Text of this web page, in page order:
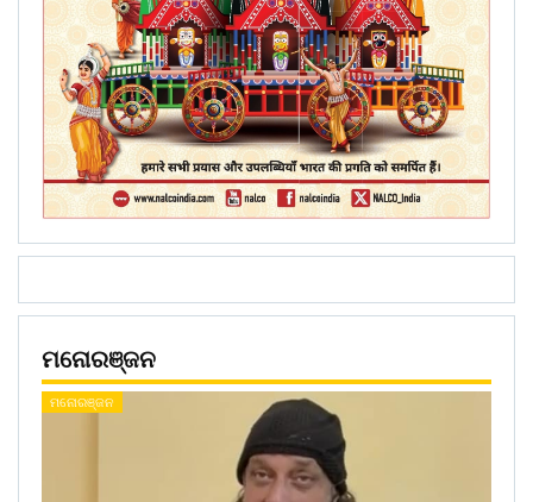
ମନୋରଞ୍ଜନ
ମନୋରଞ୍ଜନ